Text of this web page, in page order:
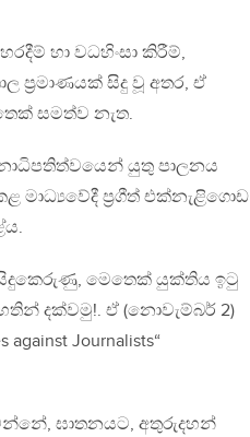
හා වධහිංසා කිරීම්,
ප්‍රමාණයක් සිදු වූ අතර, ඒ
සමත්ව නැත.
යුතු පාලනය
මාධ්‍යවේදී ප්‍රගීත් එක්නැළිගොඩ
මෙතෙක් යුක්තිය ඉටු
දක්වමු!. ඒ (නොවැම්බර් 2)
Journalists“
ඝාතනයට, අතුරුදහන්